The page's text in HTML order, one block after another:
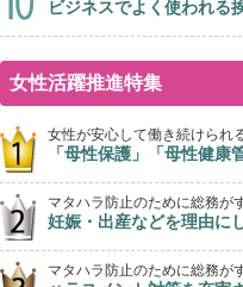
ビジネスでよく使われる
女性活躍推進特集
女性が安心して働き続けられ
「母性保護」「母性健康
マタハラ防止のために総務が
妊娠・出産などを理由に
マタハラ防止のために総務が